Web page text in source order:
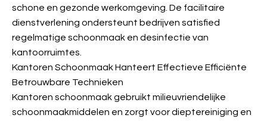
schone en gezonde werkomgeving. De facilitaire
dienstverlening ondersteunt bedrijven satisfied
regelmatige schoonmaak en desinfectie van
kantoorruimtes.
Kantoren Schoonmaak Hanteert Effectieve Efficiënte
Betrouwbare Technieken
Kantoren schoonmaak gebruikt milieuvriendelijke
schoonmaakmiddelen en zorgt voor dieptereiniging en